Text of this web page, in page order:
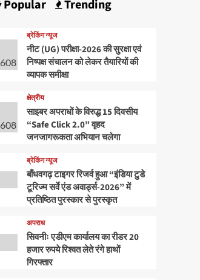
Popular Trending
ब्रेकिंग न्यूज
नीट (UG) परीक्षा-2026 की सुरक्षा एवं
निष्पक्ष संचालन को लेकर तैयारियों की
व्यापक समीक्षा
क्षेत्रीय
साइबर अपराधों के विरुद्ध 15 दिवसीय
“Safe Click 2.0” वृहद
जनजागरूकता अभियान चलेगा
ब्रेकिंग न्यूज
बाँधवगढ़ टाइगर रिजर्व हुआ “इंडिया टुडे
टूरिज्म सर्वे एंड अवार्ड्स-2026” में
प्रतिष्ठित पुरस्कार से पुरस्कृत
अपराध
सिवनीः एडीएम कार्यालय का रीडर 20
हजार रुपये रिश्वत लेते रंगे हाथों
गिरफ्तार